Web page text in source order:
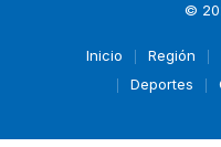
©
Inicio Región
Deportes